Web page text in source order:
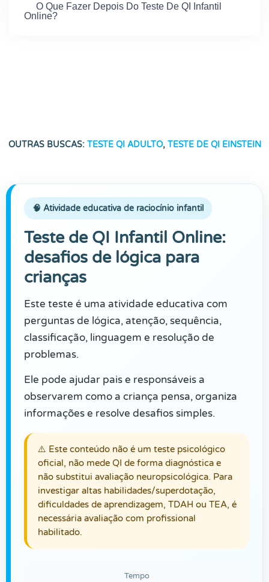
O Que Fazer Depois Do Teste De QI Infantil
Online?
OUTRAS BUSCAS: TESTE QI ADULTO, TESTE DE QI EINSTEIN
🧠 Atividade educativa de raciocínio infantil
Teste de QI Infantil Online:
desafios de lógica para
crianças
Este teste é uma atividade educativa com
perguntas de lógica, atenção, sequência,
classificação, linguagem e resolução de
problemas.
Ele pode ajudar pais e responsáveis a
observarem como a criança pensa, organiza
informações e resolve desafios simples.
⚠️ Este conteúdo não é um teste psicológico
oficial, não mede QI de forma diagnóstica e
não substitui avaliação neuropsicológica. Para
investigar altas habilidades/superdotação,
dificuldades de aprendizagem, TDAH ou TEA, é
necessária avaliação com profissional
habilitado.
Tempo